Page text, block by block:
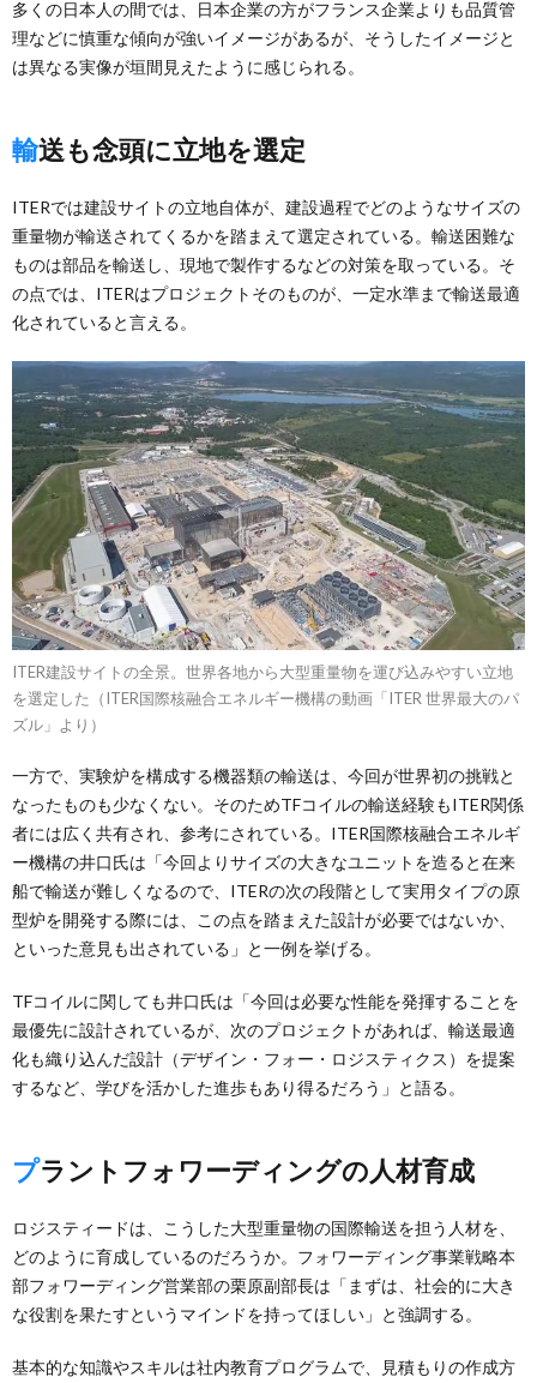
多くの日本人の間では、日本企業の方がフランス企業よりも品質管
理などに慎重な傾向が強いイメージがあるが、そうしたイメージと
は異なる実像が垣間見えたように感じられる。
輸送も念頭に立地を選定
ITERでは建設サイトの立地自体が、建設過程でどのようなサイズの
重量物が輸送されてくるかを踏まえて選定されている。輸送困難な
ものは部品を輸送し、現地で製作するなどの対策を取っている。そ
の点では、ITERはプロジェクトそのものが、一定水準まで輸送最適
化されていると言える。
ITER建設サイトの全景。世界各地から大型重量物を運び込みやすい立地
を選定した（ITER国際核融合エネルギー機構の動画「ITER 世界最大のパ
ズル」より）
一方で、実験炉を構成する機器類の輸送は、今回が世界初の挑戦と
なったものも少なくない。そのためTFコイルの輸送経験もITER関係
者には広く共有され、参考にされている。ITER国際核融合エネルギ
ー機構の井口氏は「今回よりサイズの大きなユニットを造ると在来
船で輸送が難しくなるので、ITERの次の段階として実用タイプの原
型炉を開発する際には、この点を踏まえた設計が必要ではないか、
といった意見も出されている」と一例を挙げる。
TFコイルに関しても井口氏は「今回は必要な性能を発揮することを
最優先に設計されているが、次のプロジェクトがあれば、輸送最適
化も織り込んだ設計（デザイン・フォー・ロジスティクス）を提案
するなど、学びを活かした進歩もあり得るだろう」と語る。
プラントフォワーディングの人材育成
ロジスティードは、こうした大型重量物の国際輸送を担う人材を、
どのように育成しているのだろうか。フォワーディング事業戦略本
部フォワーディング営業部の栗原副部長は「まずは、社会的に大き
な役割を果たすというマインドを持ってほしい」と強調する。
基本的な知識やスキルは社内教育プログラムで、見積もりの作成方